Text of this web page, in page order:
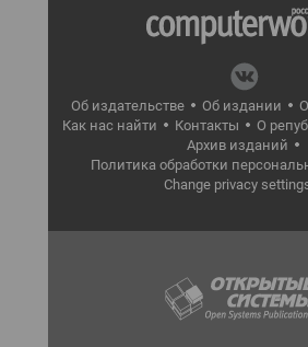
Об издательстве Об издании
Как нас найти
Контакты О
Архив изданий
Политика обработки
Change privacy